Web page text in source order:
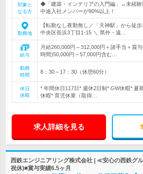
対象と
なる方
◆「建築・インテリアの入門編」→未経
中途入社メンバーが90%以上！
勤務地
【転勤なし夜勤無し／「天神駅」から徒
中央区長浜3丁目1-15 ＼ 県外・遠…
給与
月給260,000円～312,000円＋諸手当＋賞
時間)50,000円～57,000円含む…
勤務
時間
8：30～17：30（休憩60分）
休日
休暇
* 年間休日117日* 週休2日制* GW休暇* 夏
休暇* 育児休業（取得…
求人詳細を見る
西鉄エンジニアリング株式会社 | ≪安心の西鉄グ
祝休)■賞与実績6.5ヶ月